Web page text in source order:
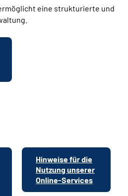
eine strukturierte und
Hinweise für die
Nutzung unserer
Online-Services